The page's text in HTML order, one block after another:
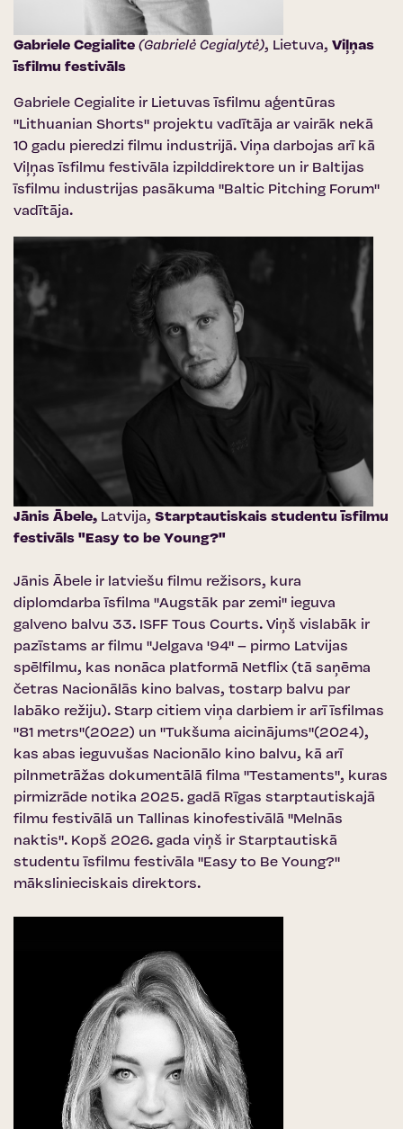
Gabriele Cegialite (Gabrielė Cegialytė), Lietuva, Viļņas
īsfilmu festivāls
Gabriele Cegialite ir Lietuvas īsfilmu aģentūras
"Lithuanian Shorts" projektu vadītāja ar vairāk nekā
10 gadu pieredzi filmu industrijā. Viņa darbojas arī kā
Viļņas īsfilmu festivāla izpilddirektore un ir Baltijas
īsfilmu industrijas pasākuma "Baltic Pitching Forum"
vadītāja.
Jānis Ābele, Latvija, Starptautiskais studentu īsfilmu
festivāls "Easy to be Young?"
Jānis Ābele ir latviešu filmu režisors, kura
diplomdarba īsfilma "Augstāk par zemi" ieguva
galveno balvu 33. ISFF Tous Courts. Viņš vislabāk ir
pazīstams ar filmu "Jelgava '94" – pirmo Latvijas
spēlfilmu, kas nonāca platformā Netflix (tā saņēma
četras Nacionālās kino balvas, tostarp balvu par
labāko režiju). Starp citiem viņa darbiem ir arī īsfilmas
"81 metrs"(2022) un "Tukšuma aicinājums"(2024),
kas abas ieguvušas Nacionālo kino balvu, kā arī
pilnmetrāžas dokumentālā filma "Testaments", kuras
pirmizrāde notika 2025. gadā Rīgas starptautiskajā
filmu festivālā un Tallinas kinofestivālā "Melnās
naktis". Kopš 2026. gada viņš ir Starptautiskā
studentu īsfilmu festivāla "Easy to Be Young?"
mākslinieciskais direktors.